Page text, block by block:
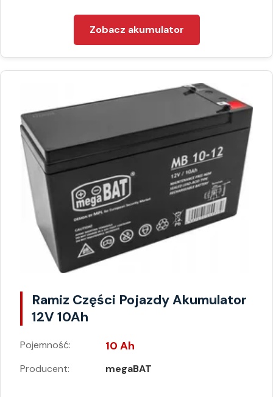
Zobacz akumulator
Ramiz Części Pojazdy Akumulator
12V 10Ah
Pojemność: 10 Ah
Producent: megaBAT